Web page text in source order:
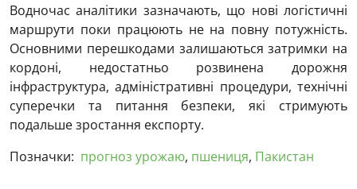
Водночас аналітики зазначають, що нові логістичні
маршрути поки працюють не на повну потужність.
Основними перешкодами залишаються затримки на
кордоні, недостатньо розвинена дорожня
інфраструктура, адміністративні процедури, технічні
суперечки та питання безпеки, які стримують
подальше зростання експорту.
Позначки: прогноз урожаю, пшениця, Пакистан